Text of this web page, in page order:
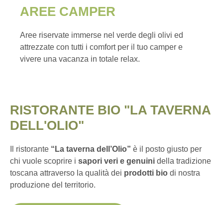
AREE CAMPER
Aree riservate immerse nel verde degli olivi ed
attrezzate con tutti i comfort per il tuo camper e
vivere una vacanza in totale relax.
RISTORANTE BIO "LA TAVERNA
DELL'OLIO"
Il ristorante “La taverna dell’Olio” è il posto giusto per
chi vuole scoprire i sapori veri e genuini della tradizione
toscana attraverso la qualità dei prodotti bio di nostra
produzione del territorio.